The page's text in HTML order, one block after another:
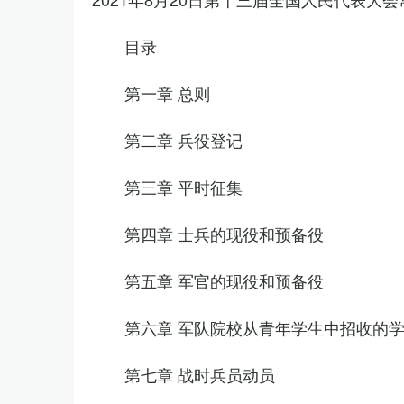
目录
第一章 总则
第二章 兵役登记
第三章 平时征集
第四章 士兵的现役和预备役
第五章 军官的现役和预备役
第六章 军队院校从青年学生中招收的
第七章 战时兵员动员